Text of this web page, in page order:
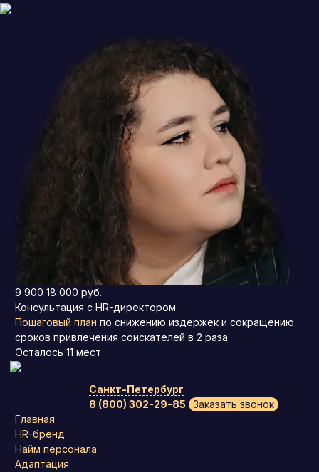
9 900 18 000 руб.
Консультация с HR-директором
Пошаговый план по снижению издержек и сокращению
сроков привлечения соискателей в 2 раза
Осталось 11 мест
Санкт-Петербург
8 (800) 302-29-85
Заказать звонок
Главная
HR-бренд
Найм персонала
Адаптация